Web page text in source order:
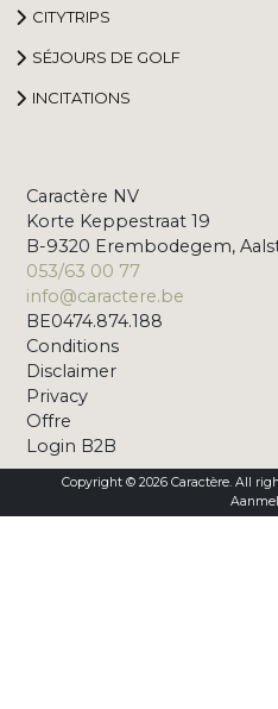
CITYTRIPS
SÉJOURS DE GOLF
INCITATIONS
Caractère NV
Korte Keppestraat 19
B-9320 Erembodegem,
053/63 00 77
info@caractere.be
BE0474.874.188
Conditions
Disclaimer
Privacy
Offre
Login B2B
Copyright © 2026 Caractère. All